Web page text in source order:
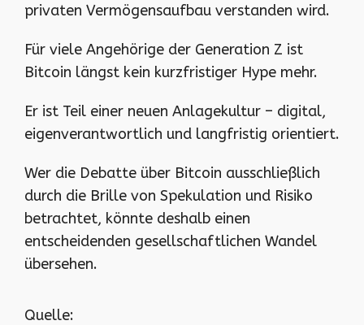
privaten Vermögensaufbau verstanden wird.
Für viele Angehörige der Generation Z ist
Bitcoin längst kein kurzfristiger Hype mehr.
Er ist Teil einer neuen Anlagekultur – digital,
eigenverantwortlich und langfristig orientiert.
Wer die Debatte über Bitcoin ausschließlich
durch die Brille von Spekulation und Risiko
betrachtet, könnte deshalb einen
entscheidenden gesellschaftlichen Wandel
übersehen.
Quelle: